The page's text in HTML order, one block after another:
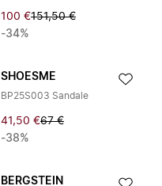
100 €151,50 €
-34%
SHOESME
BP25S003 Sandale
41,50 €67 €
-38%
BERGSTEIN